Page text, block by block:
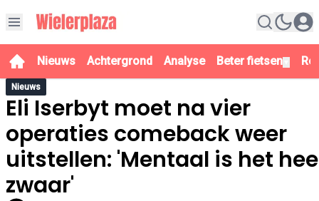
Nieuws Achtergrond Analyse Beter fietsen
Nieuws
Eli Iserbyt moet na vier
operaties comeback weer
uitstellen: 'Mentaal is het
zwaar'